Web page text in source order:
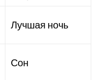
Лучшая ночь
Сон